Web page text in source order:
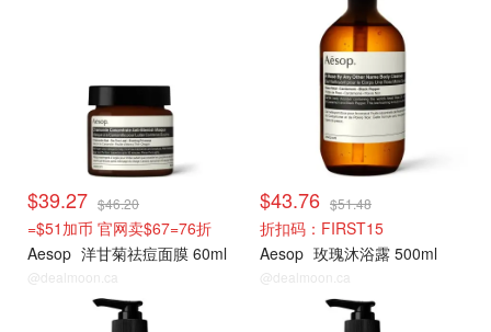
$39.27 $46.20
=$51加币 官网卖$67=76折
Aesop 洋甘菊祛痘面膜 60ml
@dealmoon.ca
$43.76 $51.48
折扣码：FIRST15
Aesop 玫瑰沐浴露 500ml
@dealmoon.ca